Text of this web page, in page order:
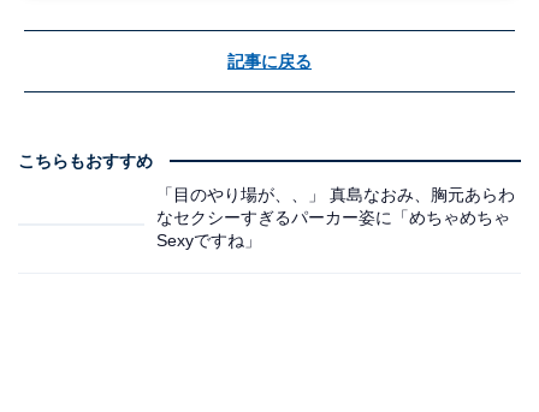
記事に戻る
こちらもおすすめ
「目のやり場が、、」 真島なおみ、胸元あらわ
なセクシーすぎるパーカー姿に「めちゃめちゃ
Sexyですね」